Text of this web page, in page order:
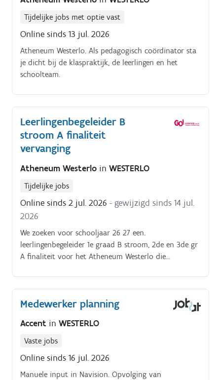
Tijdelijke jobs met optie vast
Online sinds 13 jul. 2026
Atheneum Westerlo. Als pedagogisch coördinator sta
je dicht bij de klaspraktijk, de leerlingen en het
schoolteam.
Leerlingenbegeleider B
stroom A finaliteit
vervanging
Atheneum Westerlo in WESTERLO
Tijdelijke jobs
Online sinds 2 jul. 2026 - gewijzigd sinds 14 jul.
2026
We zoeken voor schooljaar 26 27 een.
leerlingenbegeleider 1e graad B stroom, 2de en 3de gr
A finaliteit voor het Atheneum Westerlo die
verhoogde zorg en die leerkrachten ondersteunt.
Medewerker planning
Accent in WESTERLO
Vaste jobs
Online sinds 16 jul. 2026
Manuele input in Navision. Opvolging van